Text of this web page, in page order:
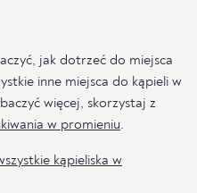
jak dotrzeć do miejsca
inne miejsca do kąpieli w
więcej, skorzystaj z
w promieniu.
kąpieliska w